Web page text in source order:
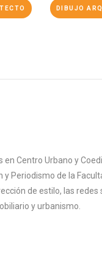
DIBUJO
Centro Urbano y
Periodismo de la
de estilo, las redes
y urbanismo.